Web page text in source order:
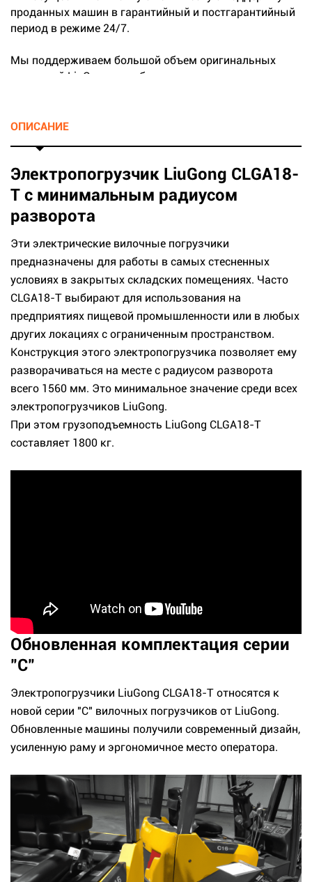
проданных машин в гарантийный и постгарантийный
период в режиме 24/7.
Мы поддерживаем большой объем оригинальных
запчастей LiuGong на собственных складах.
ОПИСАНИЕ
Электропогрузчик LiuGong CLGA18-
T с минимальным радиусом
разворота
Эти электрические вилочные погрузчики
предназначены для работы в самых стесненных
условиях в закрытых складских помещениях. Часто
CLGA18-T выбирают для использования на
предприятиях пищевой промышленности или в любых
других локациях с ограниченным пространством.
Конструкция этого электропогрузчика позволяет ему
разворачиваться на месте с радиусом разворота
всего 1560 мм. Это минимальное значение среди всех
электропогрузчиков LiuGong.
При этом грузоподъемность LiuGong CLGA18-T
составляет 1800 кг.
Обновленная комплектация серии
"C"
Электропогрузчики LiuGong CLGA18-T относятся к
новой серии "C" вилочных погрузчиков от LiuGong.
Обновленные машины получили современный дизайн,
усиленную раму и эргономичное место оператора.